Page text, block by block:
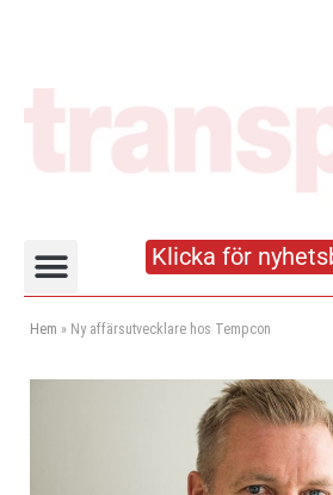
Klicka för
Hem » Ny affärsutvecklare hos Tempcon